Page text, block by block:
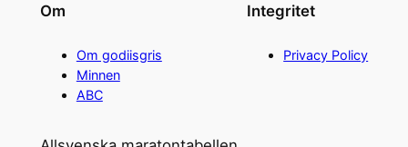
Om
Om godiisgris
Minnen
ABC
Integritet
Privacy Policy